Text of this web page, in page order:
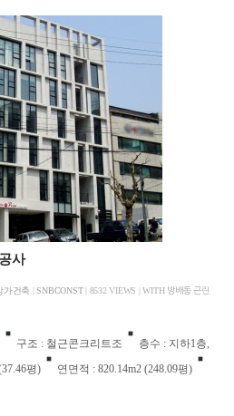
사
가건축 |SNBCONST| 8532 VIEWS | WITH 방배동 근린
구조 : 철근콘크리트조 층수 : 지하1층,
평) 연면적 : 820.14m2 (248.09평)